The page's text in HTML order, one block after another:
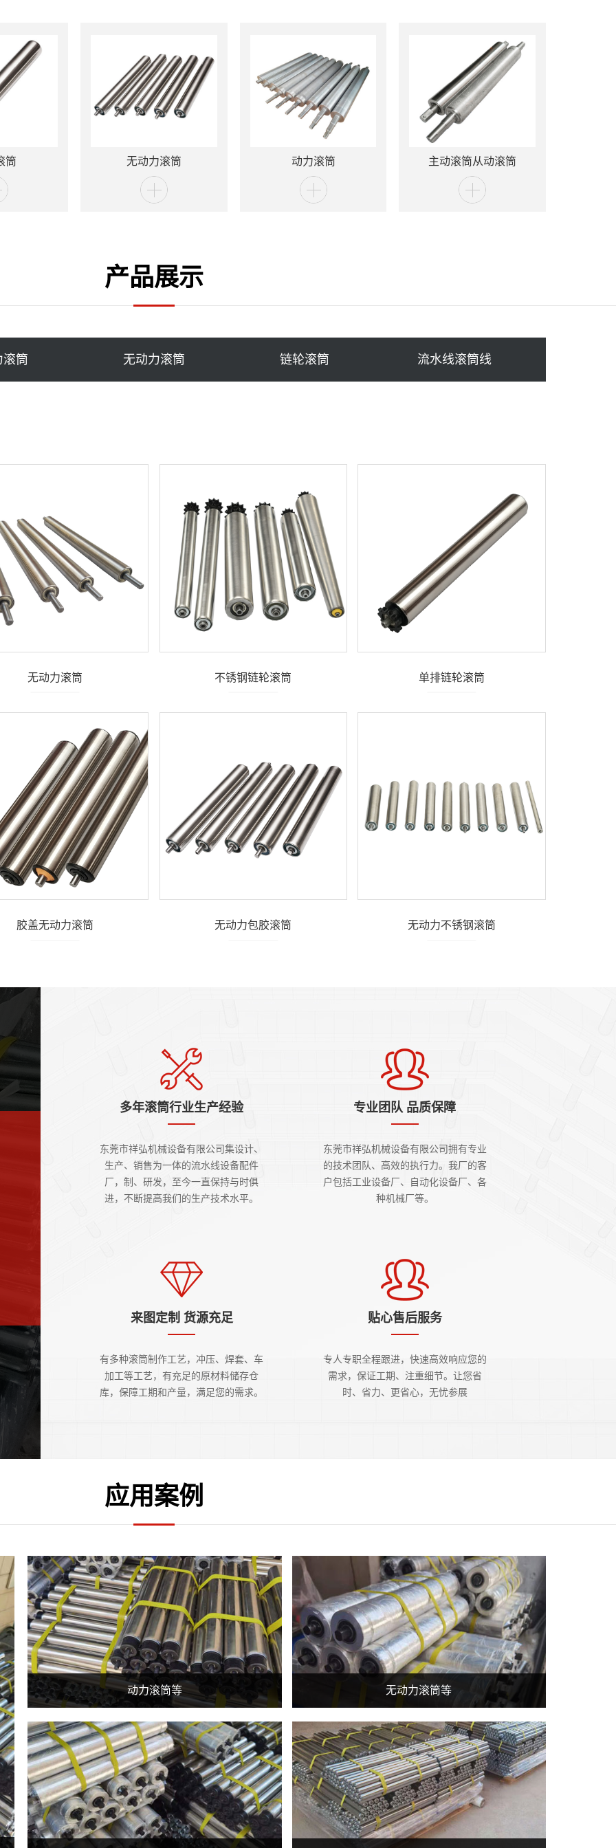
筒 无动力滚筒 动力滚筒 主动滚筒从动滚筒
产品展示
滚筒 无动力滚筒 链轮滚筒 流水线滚筒线
无动力滚筒 不锈钢链轮滚筒 单排链轮滚筒
胶盖无动力滚筒 无动力包胶滚筒 无动力不锈钢滚筒
多年滚筒行业生产经验
东莞市祥弘机械设备有限公司集设计、
生产、销售为一体的流水线设备配件
厂，制、研发，至今一直保持与时俱
进，不断提高我们的生产技术水平。
专业团队 品质保障
东莞市祥弘机械设备有限公司拥有专业
的技术团队、高效的执行力。我厂的客
户包括工业设备厂、自动化设备厂、各
种机械厂等。
来图定制 货源充足
有多种滚筒制作工艺，冲压、焊套、车
加工等工艺，有充足的原材料储存仓
库，保障工期和产量，满足您的需求。
贴心售后服务
专人专职全程跟进，快速高效响应您的
需求，保证工期、注重细节。让您省
时、省力、更省心，无忧参展
应用案例
动力滚筒等 无动力滚筒等